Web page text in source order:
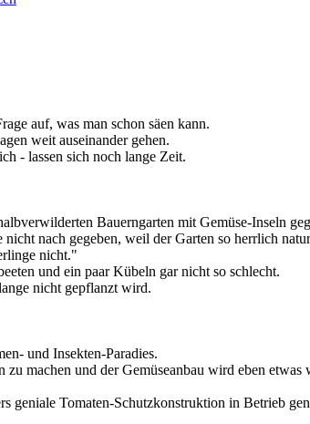
auf, was man schon säen kann.
weit auseinander gehen.
- lassen sich noch lange Zeit.
Bauerngarten mit Gemüse-Inseln
nach gegeben, weil der Garten so herrlich
nicht."
und ein paar Kübeln gar nicht so schlecht.
nicht gepflanzt wird.
und Insekten-Paradies.
machen und der Gemüseanbau wird eben etwas
geniale Tomaten-Schutzkonstruktion in Betrieb